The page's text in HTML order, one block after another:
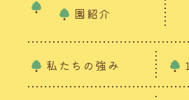
園紹介
私たちの強み